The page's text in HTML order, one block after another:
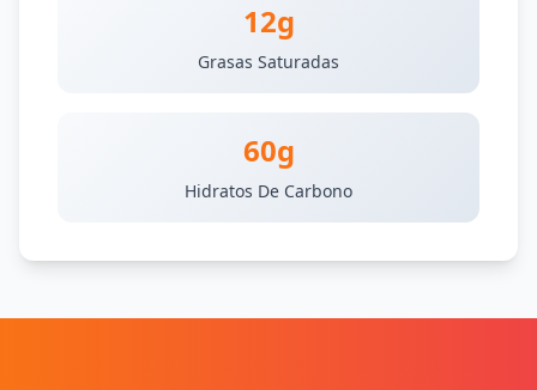
12g
Grasas Saturadas
60g
Hidratos De Carbono